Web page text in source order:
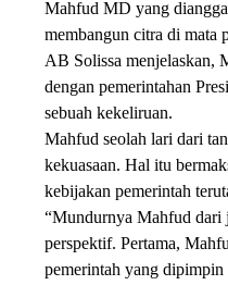
Mahfud MD yang
membangun citra di mata
AB Solissa menjelaskan,
dengan pemerintahan
sebuah kekeliruan.
Mahfud seolah lari dari
kekuasaan. Hal itu
kebijakan pemerintah
“Mundurnya Mahfud dari
perspektif. Pertama,
pemerintah yang